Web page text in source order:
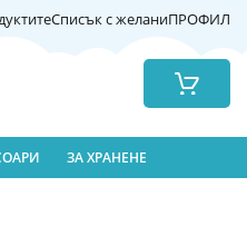
Списък с желаниПРОФИЛ
Количка
ЗА ХРАНЕНЕ